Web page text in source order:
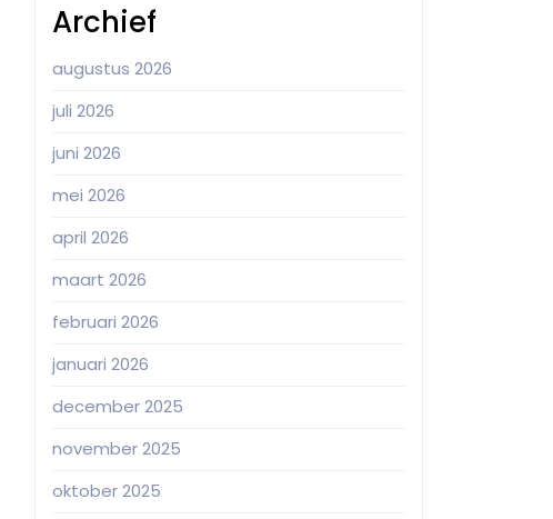
Archief
augustus 2026
juli 2026
juni 2026
mei 2026
april 2026
maart 2026
februari 2026
januari 2026
december 2025
november 2025
oktober 2025